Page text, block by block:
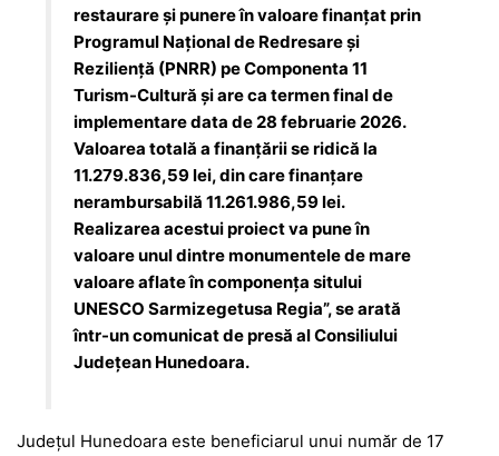
restaurare și punere în valoare finanțat prin
Programul Național de Redresare și
Reziliență (PNRR) pe Componenta 11
Turism-Cultură și are ca termen final de
implementare data de 28 februarie 2026.
Valoarea totală a finanțării se ridică la
11.279.836,59 lei, din care finanțare
nerambursabilă 11.261.986,59 lei.
Realizarea acestui proiect va pune în
valoare unul dintre monumentele de mare
valoare aflate în componența sitului
UNESCO Sarmizegetusa Regia”, se arată
într-un comunicat de presă al Consiliului
Județean Hunedoara.
Județul Hunedoara este beneficiarul unui număr de 17